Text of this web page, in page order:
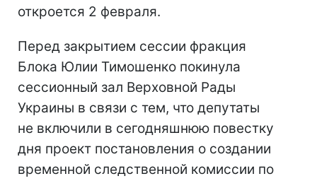
откроется 2 февраля.
Перед закрытием сессии фракция
Блока Юлии Тимошенко покинула
сессионный зал Верховной Рады
Украины в связи с тем, что депутаты
не включили в сегодняшнюю повестку
дня проект постановления о создании
временной следственной комиссии по